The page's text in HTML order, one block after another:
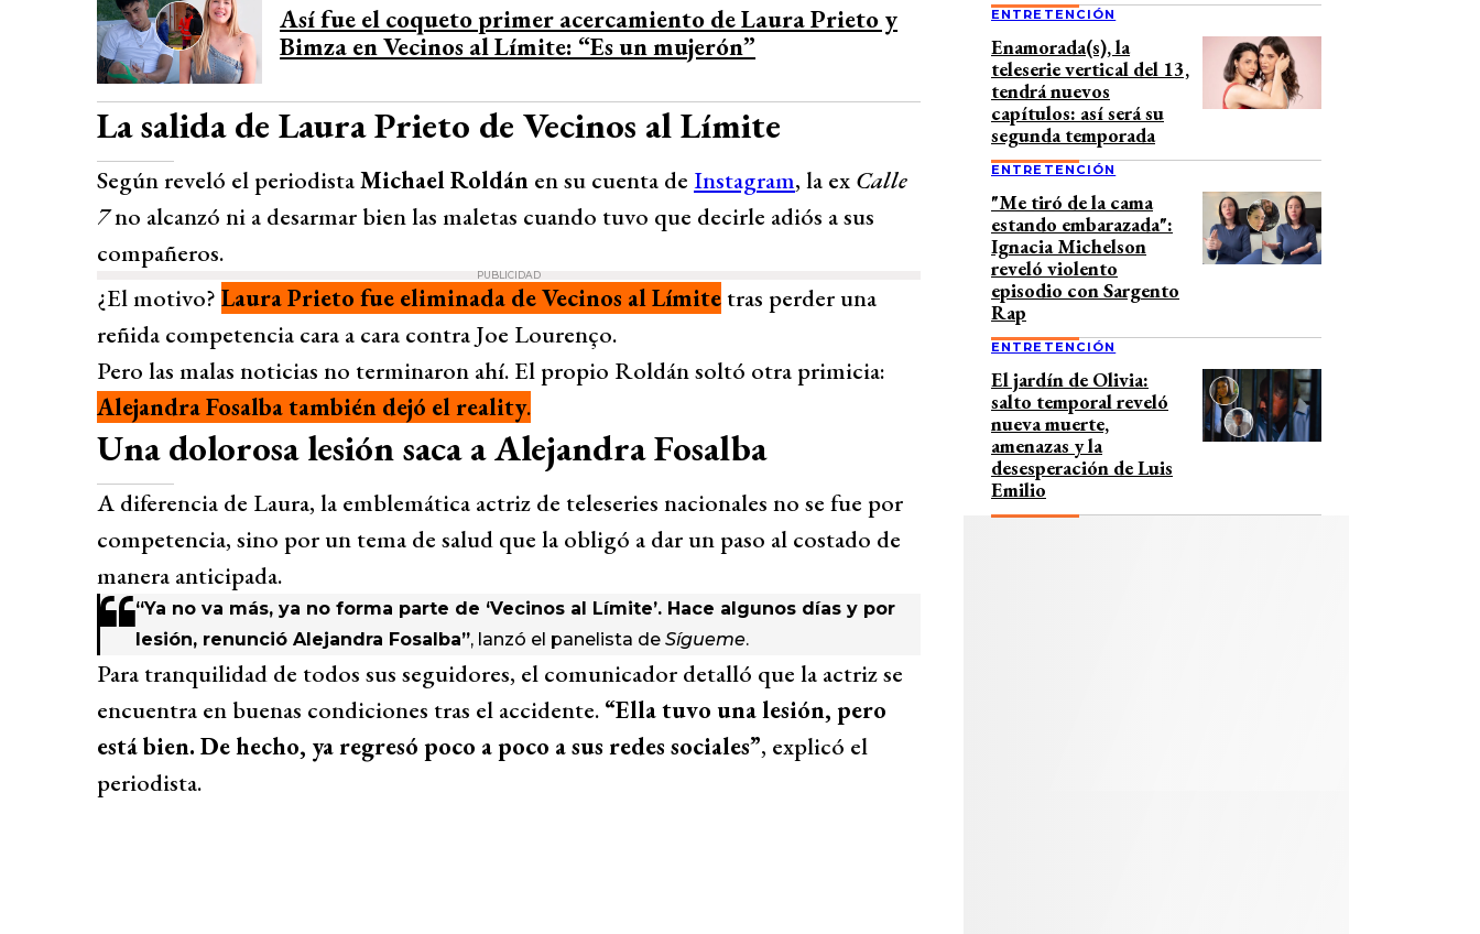
Así fue el coqueto primer acercamiento de Laura Prieto y
Bimza en Vecinos al Límite: “Es un mujerón”
La salida de Laura Prieto de Vecinos al Límite
Según reveló el periodistaMichael Roldán en su cuenta de Instagram, la ex Calle
7no alcanzó ni a desarmar bien las maletas cuando tuvo que decirle adiós a sus
compañeros.
PUBLICIDAD
¿El motivo? Laura Prieto fue eliminada de Vecinos al Límite tras perder una
reñida competencia cara a cara contra Joe Lourenço.
Pero las malas noticias no terminaron ahí. El propio Roldán soltó otra primicia:
Alejandra Fosalba también dejó el reality.
Una dolorosa lesión saca a Alejandra Fosalba
A diferencia de Laura, la emblemática actriz de teleseries nacionales no se fue por
competencia, sino por un tema de salud que la obligó a dar un paso al costado de
manera anticipada.
“Ya no va más, ya no forma parte de ‘Vecinos al Límite’. Hace algunos días y por
lesión, renunció Alejandra Fosalba”, lanzó el panelista de Sígueme.
Para tranquilidad de todos sus seguidores, el comunicador detalló que la actriz se
encuentra en buenas condiciones tras el accidente. “Ella tuvo una lesión, pero
está bien. De hecho, ya regresó poco a poco a sus redes sociales”, explicó el
periodista.
ENTRETENCIÓN
Enamorada(s), la
teleserie vertical del 13,
tendrá nuevos
capítulos: así será su
segunda temporada
ENTRETENCIÓN
"Me tiró de la cama
estando embarazada":
Ignacia Michelson
reveló violento
episodio con Sargento
Rap
ENTRETENCIÓN
El jardín de Olivia:
salto temporal reveló
nueva muerte,
amenazas y la
desesperación de Luis
Emilio